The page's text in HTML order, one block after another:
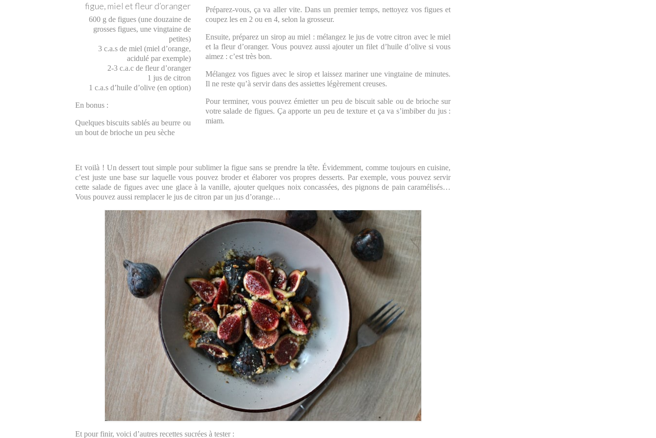
figue, miel et fleur d’oranger
600 g de figues (une douzaine de
grosses figues, une vingtaine de
petites)
3 c.a.s de miel (miel d’orange,
acidulé par exemple)
2-3 c.a.c de fleur d’oranger
1 jus de citron
1 c.a.s d’huile d’olive (en option)
En bonus :
Quelques biscuits sablés au beurre ou
un bout de brioche un peu sèche
Préparez-vous, ça va aller vite. Dans un premier temps, nettoyez vos figues et
coupez les en 2 ou en 4, selon la grosseur.
Ensuite, préparez un sirop au miel : mélangez le jus de votre citron avec le miel
et la fleur d’oranger. Vous pouvez aussi ajouter un filet d’huile d’olive si vous
aimez : c’est très bon.
Mélangez vos figues avec le sirop et laissez mariner une vingtaine de minutes.
Il ne reste qu’à servir dans des assiettes légèrement creuses.
Pour terminer, vous pouvez émietter un peu de biscuit sable ou de brioche sur
votre salade de figues. Ça apporte un peu de texture et ça va s’imbiber du jus :
miam.
Et voilà ! Un dessert tout simple pour sublimer la figue sans se prendre la tête. Évidemment, comme toujours en cuisine,
c’est juste une base sur laquelle vous pouvez broder et élaborer vos propres desserts. Par exemple, vous pouvez servir
cette salade de figues avec une glace à la vanille, ajouter quelques noix concassées, des pignons de pain caramélisés…
Vous pouvez aussi remplacer le jus de citron par un jus d’orange…
Et pour finir, voici d’autres recettes sucrées à tester :